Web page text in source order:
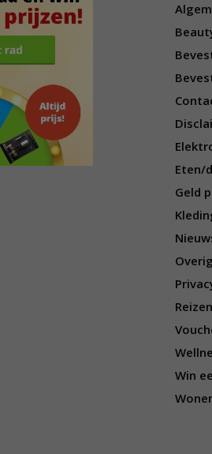
Eten/
Geld
Win